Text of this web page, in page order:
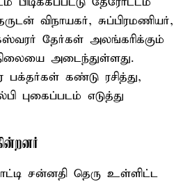
விநாயகர், சுப்பிரமணியர்,
தேர்கள் அலங்கரிக்கும்
அடைந்துள்ளது.
கண்டு ரசித்து,
புகைப்படம் எடுத்து
சன்னதி தெரு உள்ளிட்ட